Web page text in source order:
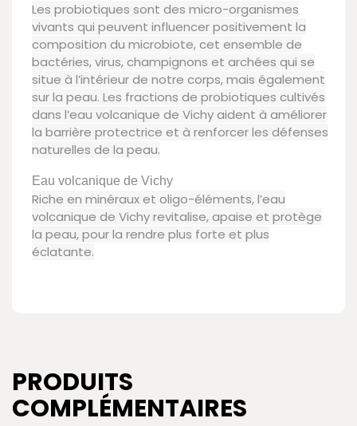
Les probiotiques sont des micro-organismes
vivants qui peuvent influencer positivement la
composition du microbiote, cet ensemble de
bactéries, virus, champignons et archées qui se
situe à l’intérieur de notre corps, mais également
sur la peau. Les fractions de probiotiques cultivés
dans l’eau volcanique de Vichy aident à améliorer
la barrière protectrice et à renforcer les défenses
naturelles de la peau.
Eau volcanique de Vichy
Riche en minéraux et oligo-éléments, l’eau
volcanique de Vichy revitalise, apaise et protège
la peau, pour la rendre plus forte et plus
éclatante.
PRODUITS
COMPLÉMENTAIRES